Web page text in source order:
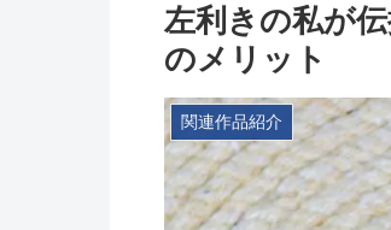
左利きの私が
のメリット
関連作品紹介